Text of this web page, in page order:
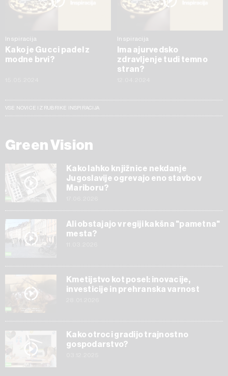
Inspiracija
Kako je Gucci padel z
modne brvi?
Inspiracija
Ima ajurvedsko
zdravljenje tudi temno
stran?
VSE NOVICE IZ RUBRIKE INSPIRACIJA
Green Vision
Kako lahko knjižnice nekdanje
Jugoslavije ogrevajo eno stavbo v
Mariboru?
Ali obstajajo v regiji kakšna "pametna"
mesta?
Kmetijstvo kot posel: inovacije,
investicije in prehranska varnost
Kako otroci gradijo trajnostno
gospodarstvo?